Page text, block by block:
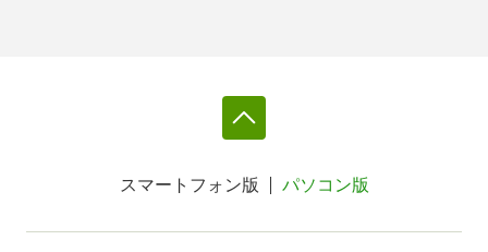
スマートフォン版 パソコン版